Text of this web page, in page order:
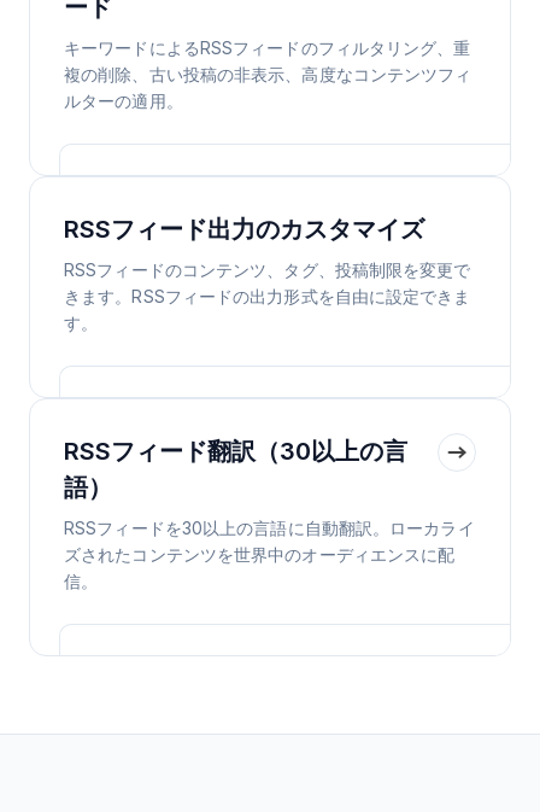
ード
キーワードによるRSSフィードのフィルタリング、重
複の削除、古い投稿の非表示、高度なコンテンツフィ
ルターの適用。
RSSフィード出力のカスタマイズ
RSSフィードのコンテンツ、タグ、投稿制限を変更で
きます。RSSフィードの出力形式を自由に設定できま
す。
RSSフィード翻訳（30以上の言
語）
RSSフィードを30以上の言語に自動翻訳。ローカライ
ズされたコンテンツを世界中のオーディエンスに配
信。